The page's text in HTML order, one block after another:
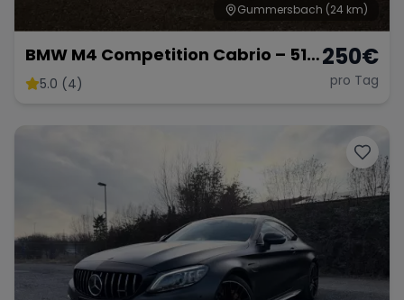
Gummersbach (24 km)
BMW M4 Competition Cabrio – 510
PS pure Eleganz & Performance
5.0 (4)
250€
pro Tag